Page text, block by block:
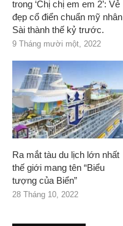
trong ‘Chị chị em em 2’: Vẻ
đẹp cổ điển chuẩn mỹ nhân
Sài thành thế kỷ trước.
9 Tháng mười một, 2022
Ra mắt tàu du lịch lớn nhất
thế giới mang tên “Biểu
tượng của Biển”
28 Tháng 10, 2022